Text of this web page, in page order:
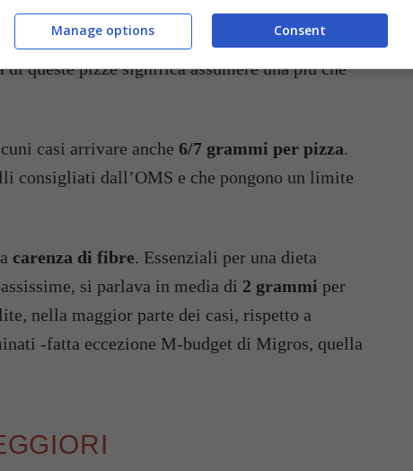
a quattro porzioni di burro; se consideriamo
di grassi da assumere oscilla tra i 45 e gli 80
queste pizze significa assumere una più che
casi arrivare anche 6/7 grammi per pizza.
consigliati dall’OMS e che pongono un limite
carenza di fibre. Essenziali per una dieta
si parlava in media di 2 grammi per
nella maggior parte dei casi, rispetto a
-fatta eccezione M-budget di Migros, quella
Consent
Manage options